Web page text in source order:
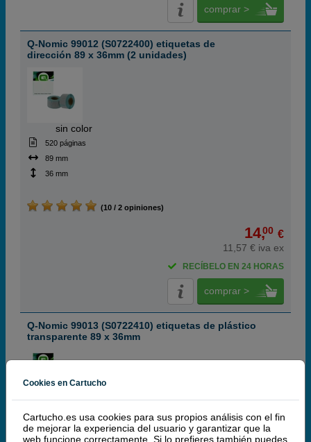
comprar >
Q-Nomic 99012 (S0722400) etiquetas de
dirección 89 x 36mm (2 unidades)
sin color
520 páginas
89 mm
36 mm
(10 / 2 opiniones)
14,00 €
11,57 € iva ex
RECÍBELO EN 24 HORAS
comprar >
Q-Nomic 99013 (S0722410) etiquetas de plástico
transparente 89 x 36mm
260 páginas
89 mm
Cookies en Cartucho
Cartucho.es usa cookies para sus propios análisis con el fin
de mejorar la experiencia del usuario y garantizar que la
web funcione correctamente. Si lo prefieres también puedes